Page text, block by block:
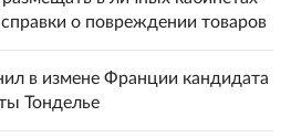
о повреждении товаров
в измене Франции кандидата
Тонделье